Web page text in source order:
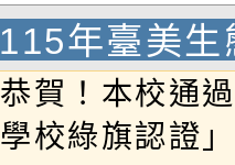
、「青少
親密關係
孫樂淘桃
實保護青
政府LED
託播影片
政府家庭
訊
政府LED
115年臺美生
旗認證通過
恭賀！本校通
學校綠旗認證」